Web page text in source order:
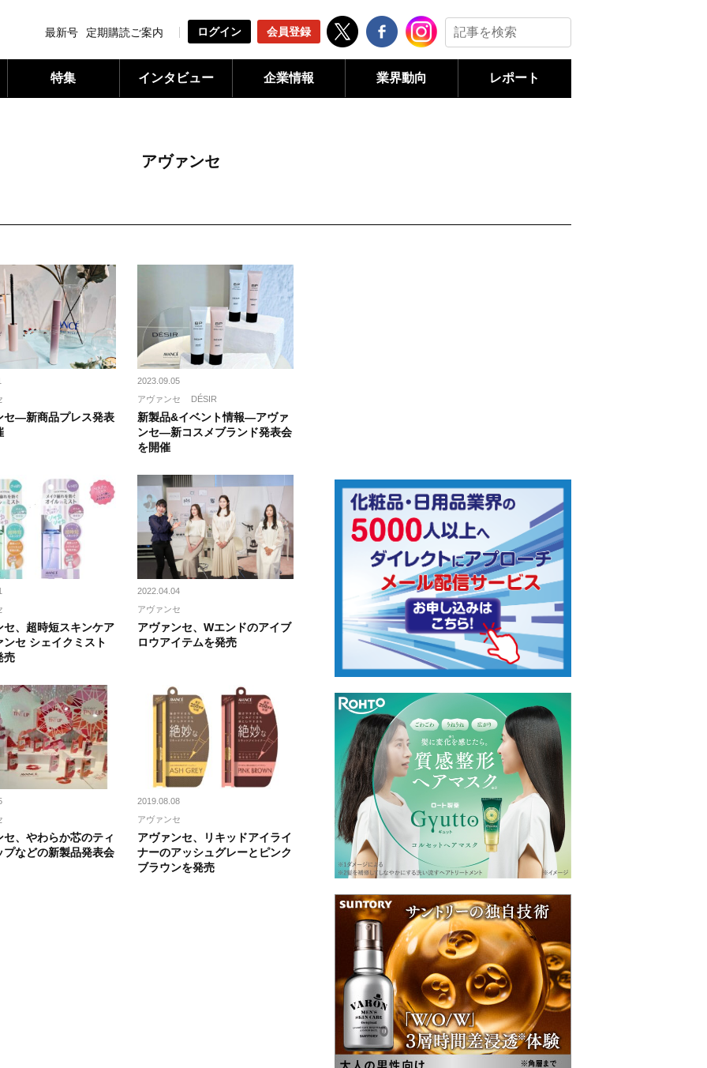
最新号 定期購読ご案内 ログイン 会員登録
特集 インタビュー 企業情報 業界動向 レポート
アヴァンセ
セ―新商品プレス発表
2023.09.05
アヴァンセ
DÉSIR
新製品&イベント情報―アヴァ
ンセ―新コスメブランド発表会
を開催
セ、超時短スキンケア
ンセ シェイクミスト
売
2022.04.04
アヴァンセ
アヴァンセ、Wエンドのアイブ
ロウアイテムを発売
セ、やわらか芯のティ
プなどの新製品発表会
2019.08.08
アヴァンセ
アヴァンセ、リキッドアイライ
ナーのアッシュグレーとピンク
ブラウンを発売